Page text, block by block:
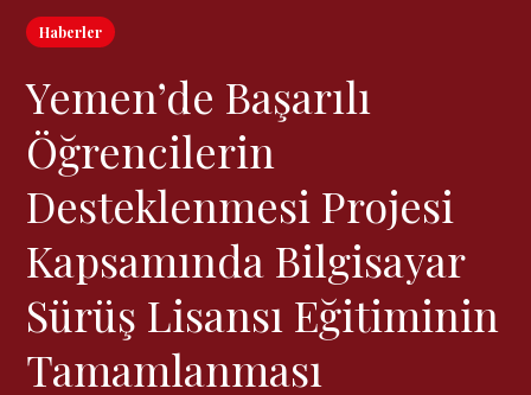
Haberler
Yemen’de Başarılı
Öğrencilerin
Desteklenmesi Projesi
Kapsamında Bilgisayar
Sürüş Lisansı Eğitiminin
Tamamlanması